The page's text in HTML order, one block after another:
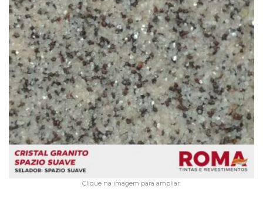
Clique na imagem para ampliar.